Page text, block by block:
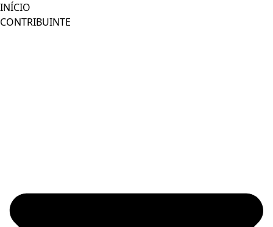
Ir
para
INÍCIO
CONTRIBUINTE